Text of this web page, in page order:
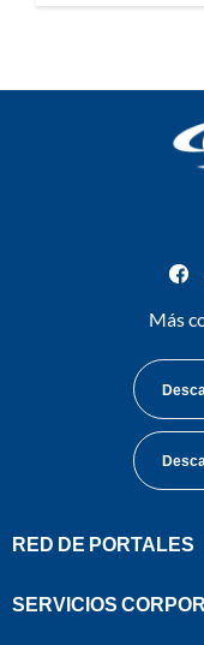
Más
RED DE PORTALES
SERVICIOS